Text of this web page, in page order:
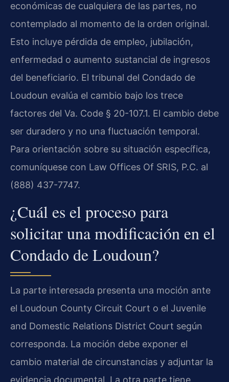
económicas de cualquiera de las partes, no
contemplado al momento de la orden original.
Esto incluye pérdida de empleo, jubilación,
enfermedad o aumento sustancial de ingresos
del beneficiario. El tribunal del Condado de
Loudoun evalúa el cambio bajo los trece
factores del Va. Code § 20-107.1. El cambio debe
ser duradero y no una fluctuación temporal.
Para orientación sobre su situación específica,
comuníquese con Law Offices Of SRIS, P.C. al
(888) 437-7747.
¿Cuál es el proceso para
solicitar una modificación en el
Condado de Loudoun?
La parte interesada presenta una moción ante
el Loudoun County Circuit Court o el Juvenile
and Domestic Relations District Court según
corresponda. La moción debe exponer el
cambio material de circunstancias y adjuntar la